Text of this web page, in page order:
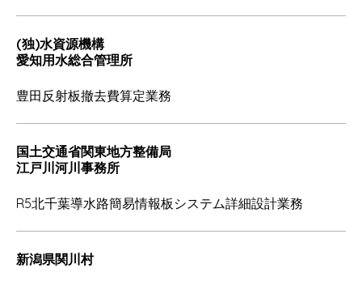
(独)水資源機構
愛知用水総合管理所
豊田反射板撤去費算定業務
国土交通省関東地方整備局
江戸川河川事務所
R5北千葉導水路簡易情報板システム詳細設計業務
新潟県関川村